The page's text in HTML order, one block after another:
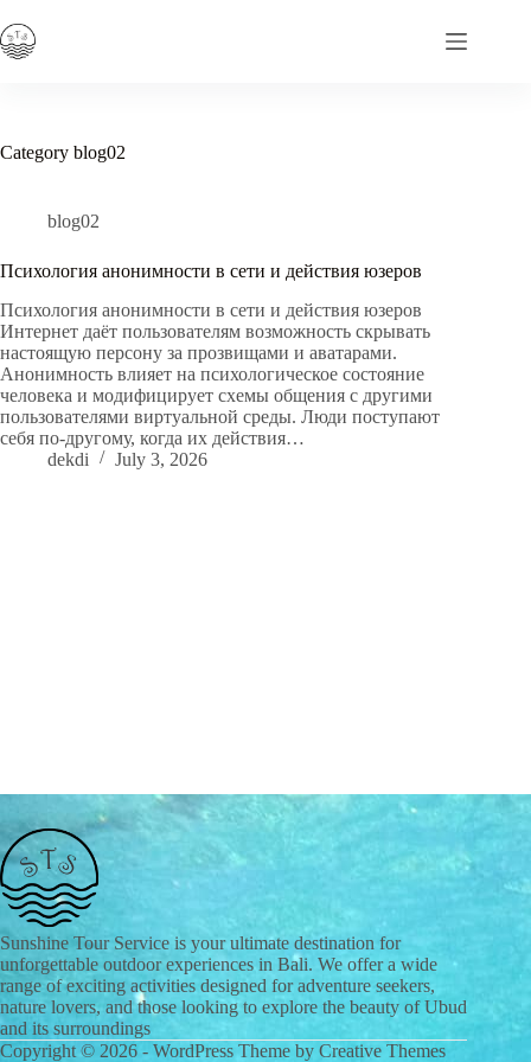
to
content
Category blog02
blog02
Психология анонимности в сети и действия юзеров
Психология анонимности в сети и действия юзеров
Интернет даёт пользователям возможность скрывать
настоящую персону за прозвищами и аватарами.
Анонимность влияет на психологическое состояние
человека и модифицирует схемы общения с другими
пользователями виртуальной среды. Люди поступают
себя по-другому, когда их действия…
dekdi
July 3, 2026
Sunshine Tour Service is your ultimate destination for
unforgettable outdoor experiences in Bali. We offer a wide
range of exciting activities designed for adventure seekers,
nature lovers, and those looking to explore the beauty of Ubud
and its surroundings
Copyright © 2026 - WordPress Theme by Creative Themes